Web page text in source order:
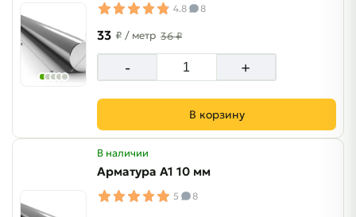
4.8 8
33 ₽ / метр 36 ₽
- +
В корзину
В наличии
Арматура А1 10 мм
5 8